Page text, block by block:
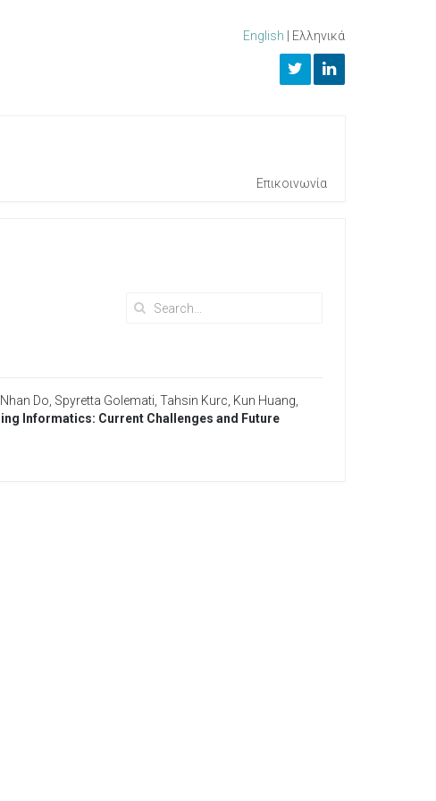
English Ελληνικά
Επικοινωνία
Nhan Do Spyretta Golemati Tahsin Kurc Kun Huang
Informatics: Current Challenges and Future